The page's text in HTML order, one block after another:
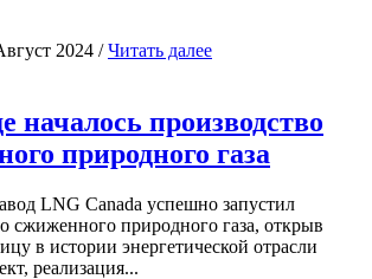
2024 /Читать далее
началось производство
природного газа
LNG Canada успешно запустил
сжиженного природного газа, открыв
в истории энергетической отрасли
реализация...